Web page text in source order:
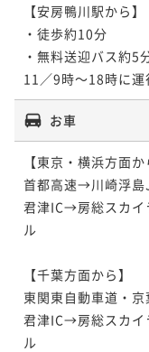
【安房鴨川駅から】
・徒歩約10分
・無料送迎バス約
11／9時～18時に運
お車
【東京・横浜方面か
首都高速→川崎浮
君津IC→房総スカ
ル
【千葉方面から】
東関東自動車道・
君津IC→房総スカ
ル